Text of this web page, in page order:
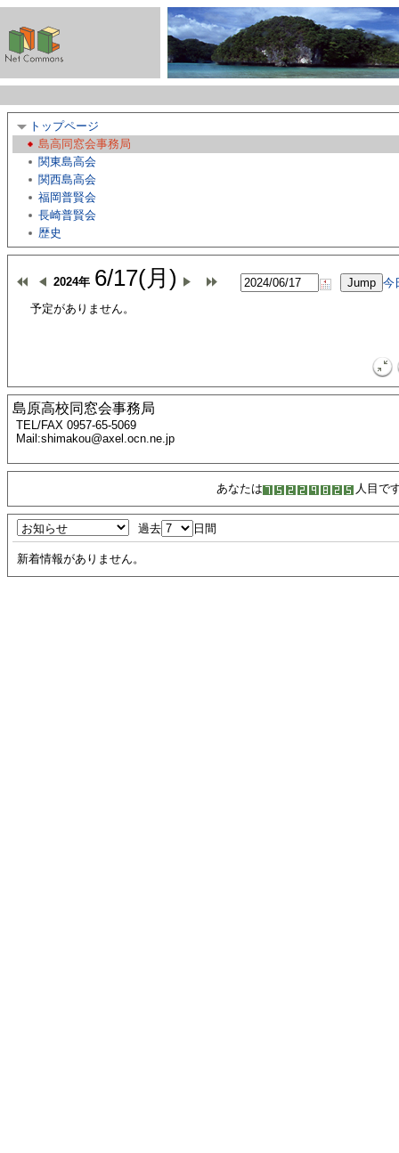
トップページ
島高同窓会事務局
関東島高会
関西島高会
福岡普賢会
長崎普賢会
歴史
2024年 6/17(月)
今
予定がありません。
島原高校同窓会事務局
TEL/FAX 0957-65-5069
Mail:shimakou@axel.ocn.ne.jp
あなたは 人目で
過去 日間
新着情報がありません。